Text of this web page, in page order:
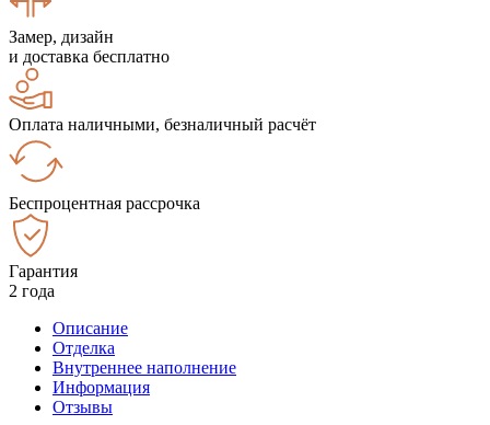
Замер, дизайн
и доставка бесплатно
Оплата наличными, безналичный расчёт
Беспроцентная рассрочка
Гарантия
2 года
Описание
Отделка
Внутреннее наполнение
Информация
Отзывы